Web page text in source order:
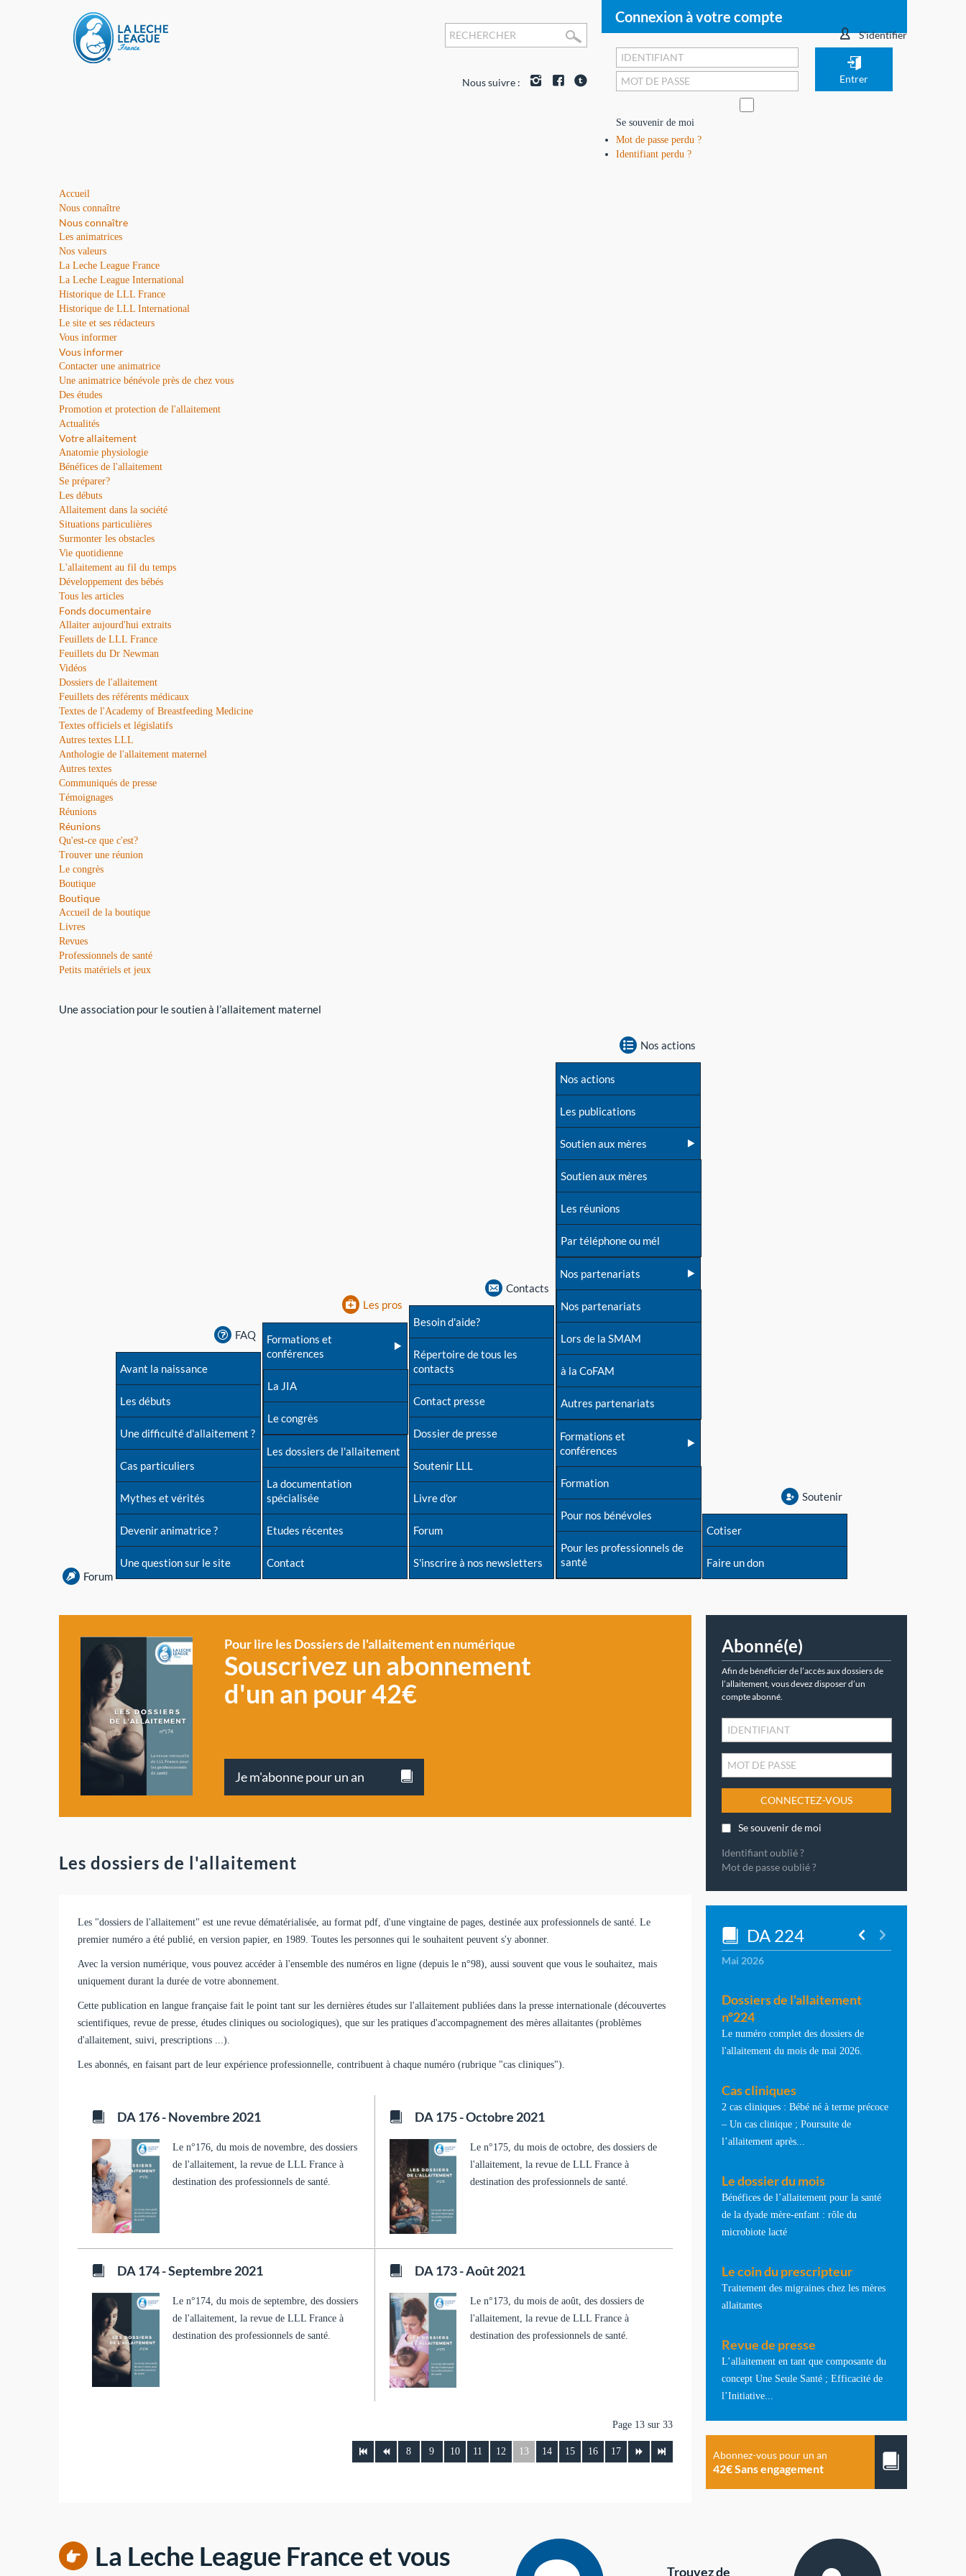
S'identifier
Connexion à votre compte
Se souvenir de moi
Mot de passe perdu ?
Identifiant perdu ?
Nous suivre :
Accueil
Nous connaître
Nous connaître
Les animatrices
Nos valeurs
La Leche League France
La Leche League International
Historique de LLL France
Historique de LLL International
Le site et ses rédacteurs
Vous informer
Vous informer
Contacter une animatrice
Une animatrice bénévole près de chez vous
Des études
Promotion et protection de l'allaitement
Actualités
Votre allaitement
Anatomie physiologie
Bénéfices de l'allaitement
Se préparer?
Les débuts
Allaitement dans la société
Situations particulières
Surmonter les obstacles
Vie quotidienne
L'allaitement au fil du temps
Développement des bébés
Tous les articles
Fonds documentaire
Allaiter aujourd'hui extraits
Feuillets de LLL France
Feuillets du Dr Newman
Vidéos
Dossiers de l'allaitement
Feuillets des référents médicaux
Textes de l'Academy of Breastfeeding Medicine
Textes officiels et législatifs
Autres textes LLL
Anthologie de l'allaitement maternel
Autres textes
Communiqués de presse
Témoignages
Réunions
Réunions
Qu'est-ce que c'est?
Trouver une réunion
Le congrès
Boutique
Boutique
Accueil de la boutique
Livres
Revues
Professionnels de santé
Petits matériels et jeux
Une association pour le soutien à l’allaitement maternel
Forum
FAQ
Avant la naissance
Les débuts
Une difficulté d'allaitement ?
Cas particuliers
Mythes et vérités
Devenir animatrice ?
Une question sur le site
Les pros
Formations et
conférences
La JIA
Le congrès
Les dossiers de l'allaitement
La documentation
spécialisée
Etudes récentes
Contact
Contacts
Besoin d'aide?
Répertoire de tous les
contacts
Contact presse
Dossier de presse
Soutenir LLL
Livre d'or
Forum
S'inscrire à nos newsletters
Nos actions
Nos actions
Les publications
Soutien aux mères
Soutien aux mères
Les réunions
Par téléphone ou mél
Nos partenariats
Nos partenariats
Lors de la SMAM
à la CoFAM
Autres partenariats
Formations et
conférences
Formation
Pour nos bénévoles
Pour les professionnels de
santé
Soutenir
Cotiser
Faire un don
Pour lire les Dossiers de l'allaitement en numérique
Souscrivez un abonnement
d'un an pour 42€
Je m'abonne pour un an
Les dossiers de l'allaitement
Les "dossiers de l'allaitement" est une revue dématérialisée, au format pdf, d'une vingtaine de pages, destinée aux professionnels de santé. Le
premier numéro a été publié, en version papier, en 1989. Toutes les personnes qui le souhaitent peuvent s'y abonner.
Avec la version numérique, vous pouvez accéder à l'ensemble des numéros en ligne (depuis le n°98), aussi souvent que vous le souhaitez, mais
uniquement durant la durée de votre abonnement.
Cette publication en langue française fait le point tant sur les dernières études sur l'allaitement publiées dans la presse internationale (découvertes
scientifiques, revue de presse, études cliniques ou sociologiques), que sur les pratiques d'accompagnement des mères allaitantes (problèmes
d'allaitement, suivi, prescriptions ...).
Les abonnés, en faisant part de leur expérience professionnelle, contribuent à chaque numéro (rubrique "cas cliniques").
DA 176 - Novembre 2021
Le n°176, du mois de novembre, des dossiers
de l'allaitement, la revue de LLL France à
destination des professionnels de santé.
DA 175 - Octobre 2021
Le n°175, du mois de octobre, des dossiers de
l'allaitement, la revue de LLL France à
destination des professionnels de santé.
DA 174 - Septembre 2021
Le n°174, du mois de septembre, des dossiers
de l'allaitement, la revue de LLL France à
destination des professionnels de santé.
DA 173 - Août 2021
Le n°173, du mois de août, des dossiers de
l'allaitement, la revue de LLL France à
destination des professionnels de santé.
Page 13 sur 33
8 9 10 11 12 13 14 15 16 17
Abonné(e)
Afin de bénéficier de l’accès aux dossiers de
l’allaitement, vous devez disposer d’un
compte abonné.
CONNECTEZ-VOUS
Se souvenir de moi
Identifiant oublié ?
Mot de passe oublié ?
DA 224
Mai 2026
Dossiers de l'allaitement
n°224
Le numéro complet des dossiers de
l'allaitement du mois de mai 2026.
Cas cliniques
2 cas cliniques : Bébé né à terme précoce
– Un cas clinique ; Poursuite de
l’allaitement après...
Le dossier du mois
Bénéfices de l’allaitement pour la santé
de la dyade mère-enfant : rôle du
microbiote lacté
Le coin du prescripteur
Traitement des migraines chez les mères
allaitantes
Revue de presse
L’allaitement en tant que composante du
concept Une Seule Santé ; Efficacité de
l’Initiative...
Abonnez-vous pour un an
42€ Sans engagement
La Leche League France et vous Trouvez de